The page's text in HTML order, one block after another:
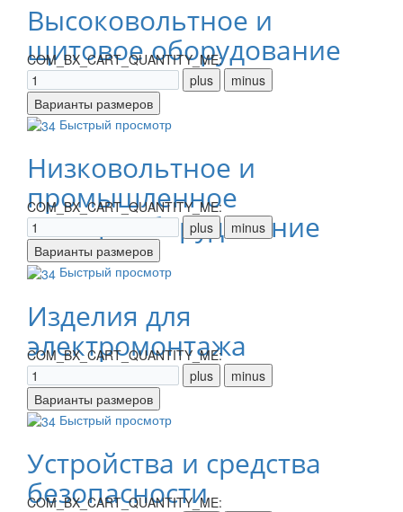
Высоковольтное и
щитовое оборудование
COM_BX_CART_QUANTITY_ME:
Быстрый просмотр
Низковольтное и
промышленное
электрооборудование
COM_BX_CART_QUANTITY_ME:
Быстрый просмотр
Изделия для
электромонтажа
COM_BX_CART_QUANTITY_ME:
Быстрый просмотр
Устройства и средства
безопасности
COM_BX_CART_QUANTITY_ME: